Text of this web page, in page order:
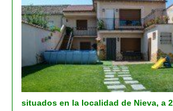
situados en la localidad de Nieva, a